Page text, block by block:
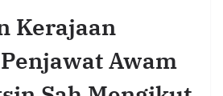
Kerajaan
Awam